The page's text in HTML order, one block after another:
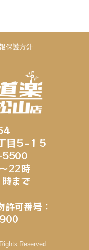
保護方針
目５−１５
22時
まで
可番号：
Reserved.